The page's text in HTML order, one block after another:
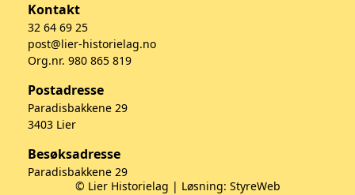
Kontakt
32 64 69 25
post@lier-historielag.no
Org.nr. 980 865 819
Postadresse
Paradisbakkene 29
3403 Lier
Besøksadresse
Paradisbakkene 29
3403 Lier© Lier Historielag | Løsning: StyreWeb